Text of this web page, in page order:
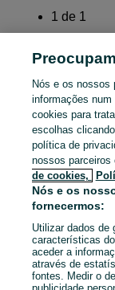
1 de 1
PORTUGAL »
CATEGORIA
Mapa do site
Mapa das freguesias
Mapa de mini-sites
Nós e os nossos
informações
cookies para
escolhas
política de
nossos parceiros
de cookies,
Nós e os
fornecermos:
Utilizar dados de
características
aceder a
através de
fontes. Medir o